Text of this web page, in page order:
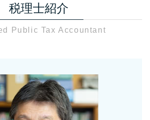
個人
個人事業主
後 修正申告
設立
理士
課税
書
書 書き方
き
告
理
さいたま市
さいたま市
たま市
税理士紹介
Public Tax Accountant